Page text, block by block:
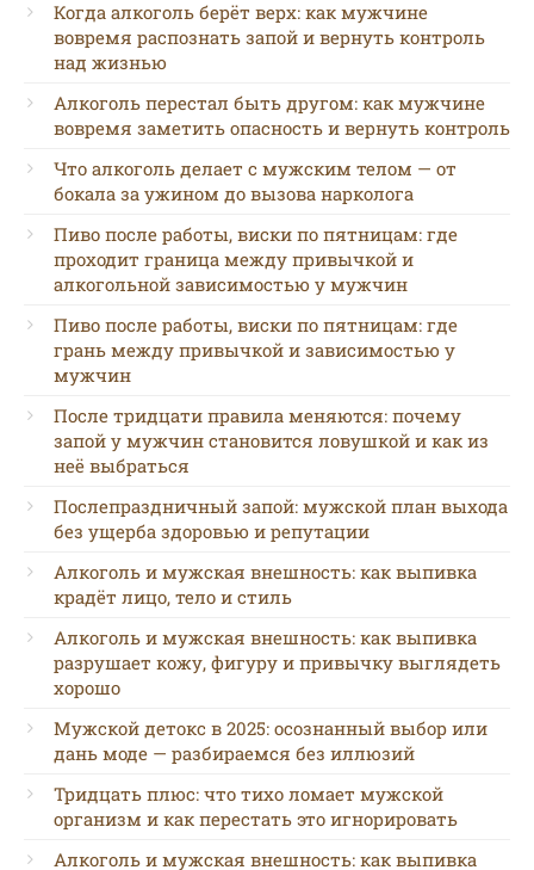
Когда алкоголь берёт верх: как мужчине
вовремя распознать запой и вернуть контроль
над жизнью
Алкоголь перестал быть другом: как мужчине
вовремя заметить опасность и вернуть контроль
Что алкоголь делает с мужским телом — от
бокала за ужином до вызова нарколога
Пиво после работы, виски по пятницам: где
проходит граница между привычкой и
алкогольной зависимостью у мужчин
Пиво после работы, виски по пятницам: где
грань между привычкой и зависимостью у
мужчин
После тридцати правила меняются: почему
запой у мужчин становится ловушкой и как из
неё выбраться
Послепраздничный запой: мужской план выхода
без ущерба здоровью и репутации
Алкоголь и мужская внешность: как выпивка
крадёт лицо, тело и стиль
Алкоголь и мужская внешность: как выпивка
разрушает кожу, фигуру и привычку выглядеть
хорошо
Мужской детокс в 2025: осознанный выбор или
дань моде — разбираемся без иллюзий
Тридцать плюс: что тихо ломает мужской
организм и как перестать это игнорировать
Алкоголь и мужская внешность: как выпивка